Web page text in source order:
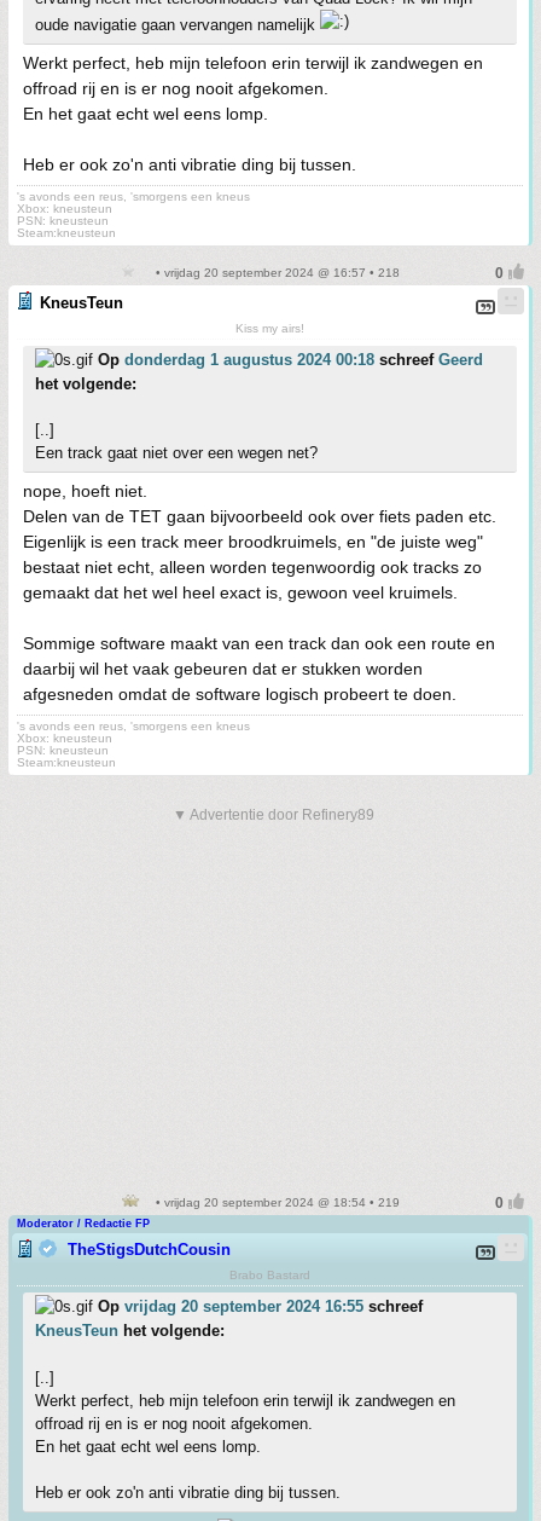
oude navigatie gaan vervangen namelijk
Werkt perfect, heb mijn telefoon erin terwijl ik zandwegen en
offroad rij en is er nog nooit afgekomen.
En het gaat echt wel eens lomp.
Heb er ook zo'n anti vibratie ding bij tussen.
's avonds een reus, 'smorgens een kneus
Xbox: kneusteun
PSN: kneusteun
Steam:kneusteun
• vrijdag 20 september 2024 @ 16:57 • 218
KneusTeun
Kiss my airs!
Op donderdag 1 augustus 2024 00:18 schreef Geerd
het volgende:
[..]
Een track gaat niet over een wegen net?
nope, hoeft niet.
Delen van de TET gaan bijvoorbeeld ook over fiets paden etc.
Eigenlijk is een track meer broodkruimels, en "de juiste weg"
bestaat niet echt, alleen worden tegenwoordig ook tracks zo
gemaakt dat het wel heel exact is, gewoon veel kruimels.
Sommige software maakt van een track dan ook een route en
daarbij wil het vaak gebeuren dat er stukken worden
afgesneden omdat de software logisch probeert te doen.
's avonds een reus, 'smorgens een kneus
Xbox: kneusteun
PSN: kneusteun
Steam:kneusteun
▼ Advertentie door Refinery89
• vrijdag 20 september 2024 @ 18:54 • 219
Moderator / Redactie FP
TheStigsDutchCousin
Brabo Bastard
Op vrijdag 20 september 2024 16:55 schreef
KneusTeun het volgende:
[..]
Werkt perfect, heb mijn telefoon erin terwijl ik zandwegen en
offroad rij en is er nog nooit afgekomen.
En het gaat echt wel eens lomp.
Heb er ook zo'n anti vibratie ding bij tussen.